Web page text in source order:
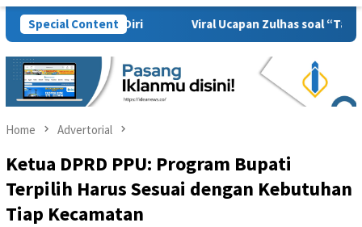
Special Content
Diri Viral Ucapan Zulhas soal “Tanam Sawit”,
Home Advertorial
Ketua DPRD PPU: Program Bupati
Terpilih Harus Sesuai dengan Kebutuhan
Tiap Kecamatan